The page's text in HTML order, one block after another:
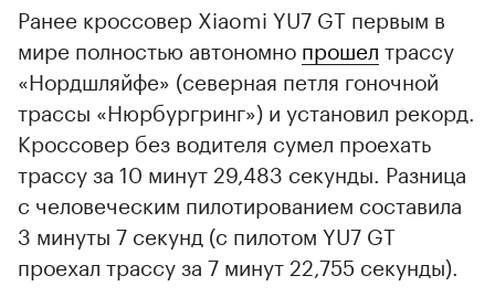
Ранее кроссовер Xiaomi YU7 GT первым в
мире полностью автономно прошел трассу
«Нордшляйфе» (северная петля гоночной
трассы «Нюрбургринг») и установил рекорд.
Кроссовер без водителя сумел проехать
трассу за 10 минут 29,483 секунды. Разница
с человеческим пилотированием составила
3 минуты 7 секунд (с пилотом YU7 GT
проехал трассу за 7 минут 22,755 секунды).